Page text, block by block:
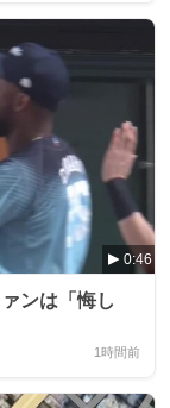
0:46
ンは「悔し
1時間前